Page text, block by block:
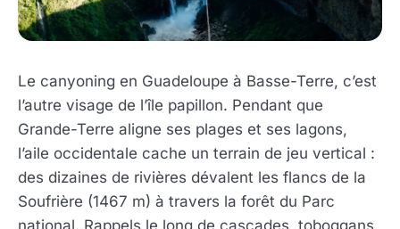
Le canyoning en Guadeloupe à Basse-Terre, c’est
l’autre visage de l’île papillon. Pendant que
Grande-Terre aligne ses plages et ses lagons,
l’aile occidentale cache un terrain de jeu vertical :
des dizaines de rivières dévalent les flancs de la
Soufrière (1467 m) à travers la forêt du Parc